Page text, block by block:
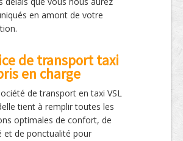
en amont de votre
de transport taxi
en charge
de transport en taxi VSL
tient à remplir toutes les
optimales de confort, de
et de ponctualité pour